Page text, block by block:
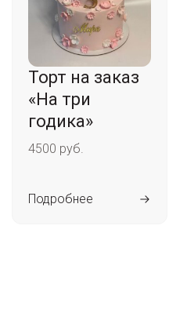
Торт на заказ
«На три
годика»
4500 руб.
Подробнее